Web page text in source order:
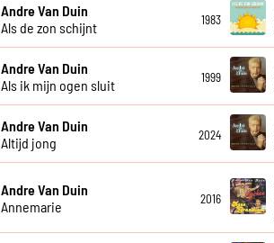
Andre Van Duin
Als de zon schijnt
1983
Andre Van Duin
Als ik mijn ogen sluit
1999
Andre Van Duin
Altijd jong
2024
Andre Van Duin
Annemarie
2016